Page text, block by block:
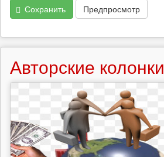
Сохранить Предпросмотр
Авторские колонки